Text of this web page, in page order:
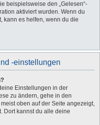
beispielsweise den „Gelesen“-
aktiviert wurden. Wenn du
kann es helfen, wenn du die
-einstellungen
Einstellungen in der
zu ändern, gehe in den
oben auf der Seite angezeigt,
Dort kannst du alle deine